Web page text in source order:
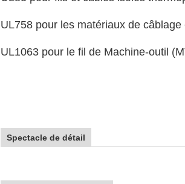
UL758 pour les matériaux de câblage
UL1063 pour le fil de Machine-outil
Spectacle de détail